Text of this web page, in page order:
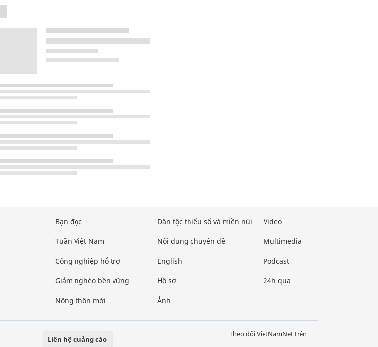
Bạn đọc
Tuần Việt Nam
Công nghiệp hỗ trợ
Giảm nghèo bền vững
Nông thôn mới
Dân tộc thiểu số và miền núi
Nội dung chuyên đề
English
Hồ sơ
Ảnh
Video
Multimedia
Podcast
24h qua
Liên hệ quảng cáo
Theo dõi VietNamNet trên